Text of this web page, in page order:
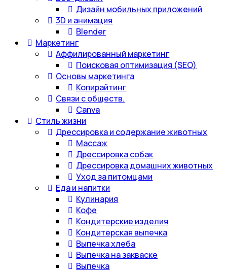
Дизайн мобильных приложений
3D и анимация
Blender
Маркетинг
Аффилированный маркетинг
Поисковая оптимизация (SEO)
Основы маркетинга
Копирайтинг
Связи с обществ.
Canva
Стиль жизни
Дрессировка и содержание животных
Массаж
Дрессировка собак
Дрессировка домашних животных
Уход за питомцами
Еда и напитки
Кулинария
Кофе
Кондитерские изделия
Кондитерская выпечка
Выпечка хлеба
Выпечка на закваске
Выпечка